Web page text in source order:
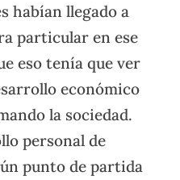
habían llegado a
particular en ese
eso tenía que ver
económico
la sociedad.
personal de
punto de partida